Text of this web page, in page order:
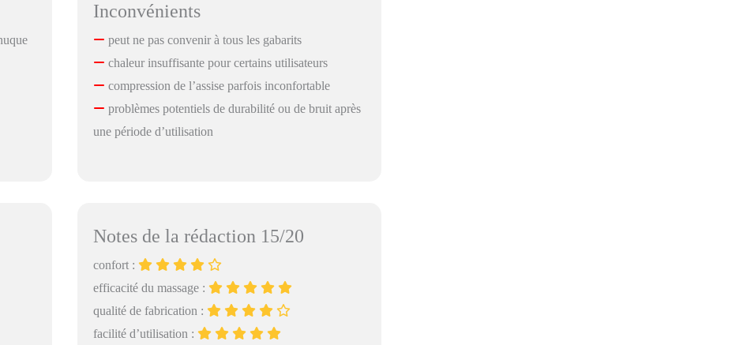
Inconvénients
peut ne pas convenir à tous les gabarits
chaleur insuffisante pour certains utilisateurs
compression de l’assise parfois inconfortable
problèmes potentiels de durabilité ou de bruit après
une période d’utilisation
Notes de la rédaction 15/20
confort :
efficacité du massage :
qualité de fabrication :
facilité d’utilisation :